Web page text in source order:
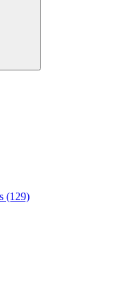
(129)